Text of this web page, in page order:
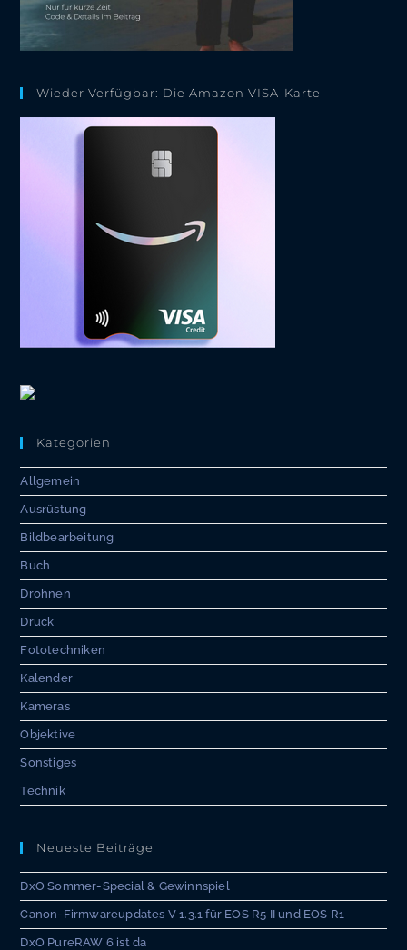
Wieder Verfügbar: Die Amazon VISA-Karte
Kategorien
Allgemein
Ausrüstung
Bildbearbeitung
Buch
Drohnen
Druck
Fototechniken
Kalender
Kameras
Objektive
Sonstiges
Technik
Neueste Beiträge
DxO Sommer-Special & Gewinnspiel
Canon-Firmwareupdates V 1.3.1 für EOS R5 II und EOS R1
DxO PureRAW 6 ist da